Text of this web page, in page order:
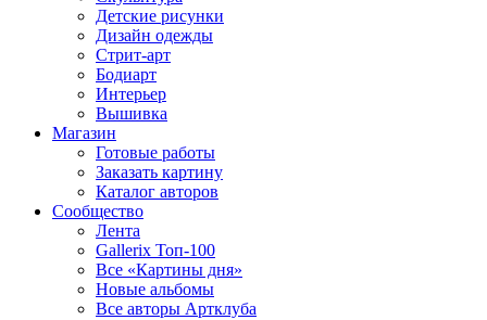
Детские рисунки
Дизайн одежды
Стрит-арт
Бодиарт
Интерьер
Вышивка
Магазин
Готовые работы
Заказать картину
Каталог авторов
Сообщество
Лента
Gallerix Топ-100
Все «Картины дня»
Новые альбомы
Все авторы Артклуба